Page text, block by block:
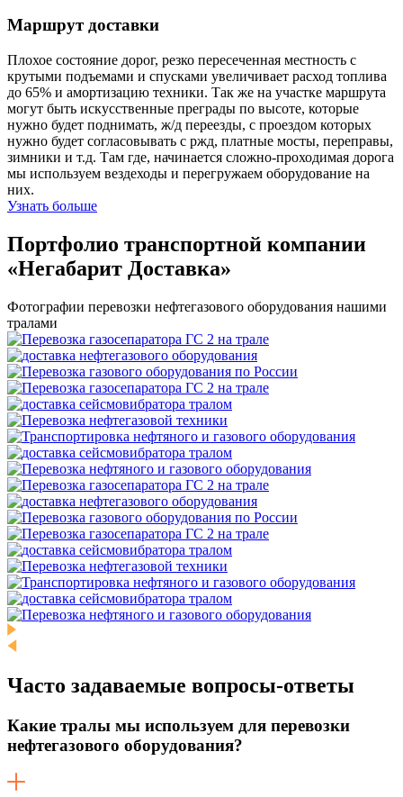
Маршрут доставки
Плохое состояние дорог, резко пересеченная местность с
крутыми подъемами и спусками увеличивает расход топлива
до 65% и амортизацию техники. Так же на участке маршрута
могут быть искусственные преграды по высоте, которые
нужно будет поднимать, ж/д переезды, с проездом которых
нужно будет согласовывать с ржд, платные мосты, переправы,
зимники и т.д. Там где, начинается сложно-проходимая дорога
мы используем вездеходы и перегружаем оборудование на
них.
Узнать больше
Портфолио транспортной компании
«Негабарит Доставка»
Фотографии перевозки нефтегазового оборудования нашими
тралами
Часто задаваемые вопросы-ответы
Какие тралы мы используем для перевозки
нефтегазового оборудования?